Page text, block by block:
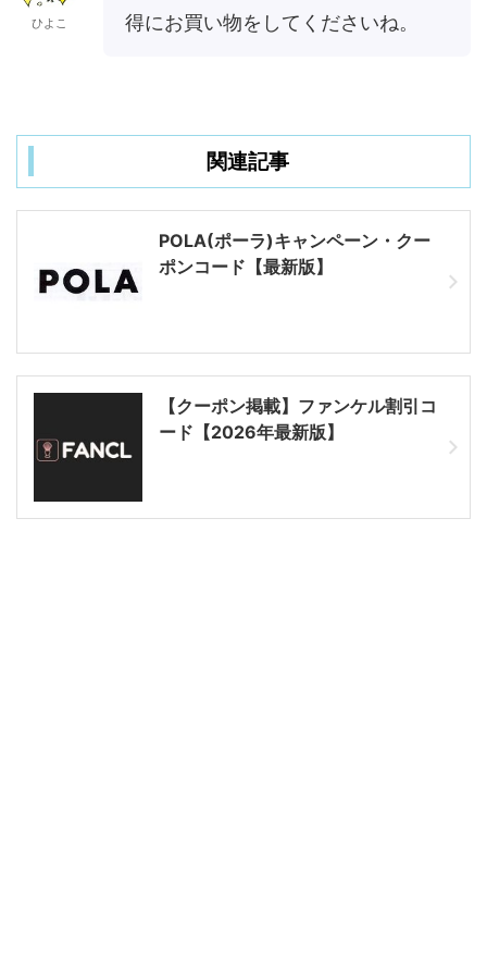
ひよこ
得にお買い物をしてくださいね。
関連記事
POLA(ポーラ)キャンペーン・クー
ポンコード【最新版】
【クーポン掲載】ファンケル割引コ
ード【2026年最新版】